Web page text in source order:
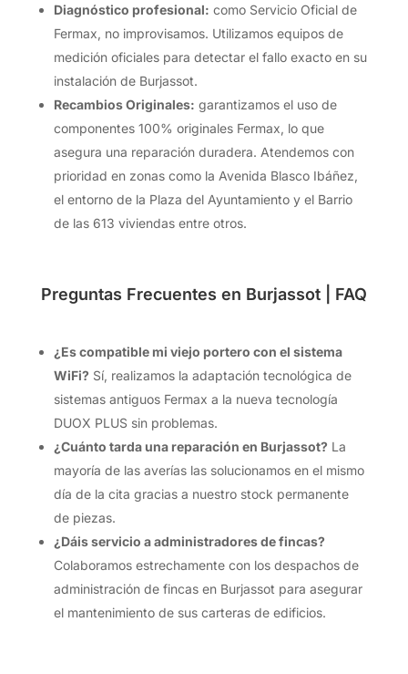
Diagnóstico profesional: como Servicio Oficial de
Fermax, no improvisamos. Utilizamos equipos de
medición oficiales para detectar el fallo exacto en su
instalación de Burjassot.
Recambios Originales: garantizamos el uso de
componentes 100% originales Fermax, lo que
asegura una reparación duradera. Atendemos con
prioridad en zonas como la Avenida Blasco Ibáñez,
el entorno de la Plaza del Ayuntamiento y el Barrio
de las 613 viviendas entre otros.
Preguntas Frecuentes en Burjassot | FAQ
¿Es compatible mi viejo portero con el sistema
WiFi? Sí, realizamos la adaptación tecnológica de
sistemas antiguos Fermax a la nueva tecnología
DUOX PLUS sin problemas.
¿Cuánto tarda una reparación en Burjassot? La
mayoría de las averías las solucionamos en el mismo
día de la cita gracias a nuestro stock permanente
de piezas.
¿Dáis servicio a administradores de fincas?
Colaboramos estrechamente con los despachos de
administración de fincas en Burjassot para asegurar
el mantenimiento de sus carteras de edificios.